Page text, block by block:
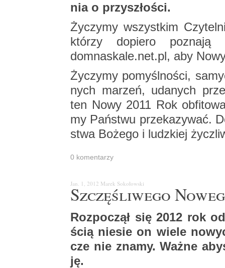
nia o przy­szło­ści.
Ży­czy­my wszyst­kim
któ­rzy do­pie­ro po­zna­ją
domnaskale.​net.​pl, aby
Ży­czy­my po­myśl­no­ści,
nych ma­rzeń, uda­nych
ten Nowy 2011 Rok
my Pań­stwu prze­ka­zy­wać.
stwa Bo­że­go i ludz­kiej
0 ko­men­ta­rzy
Jan. 1, 2012 Marek So­ko­łow­ski
Szczę­śli­we­go
Roz­po­czął się 2012 rok
ścią nie­sie on wiele
cze nie znamy. Ważne
ję.